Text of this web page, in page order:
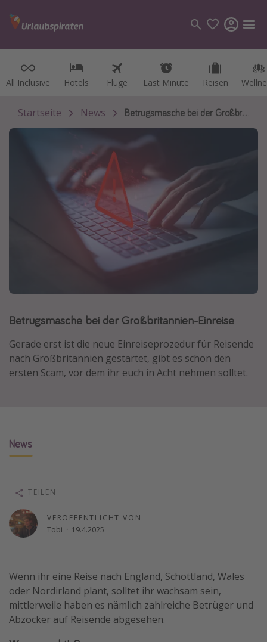
All Inclusive Hotels Flüge Last Minute Reisen
All Inclusive Hotels Flüge Last Minute Reisen
Kategorien
Flüge
Hotel
Gambia
Reisethemen
Alle Reisethemen
Abenteuerurlaub
Skiurlaub
Weitere Themen
Digital Nomad Tipps
Beste Reiseziele 20225
Startseite News Betrugsmasche bei der Großbritannien-Einreise
Betrugsmasche bei der Großbritannien-Einreise
Gerade erst ist die neue Einreiseprozedur für Reisende
nach Großbritannien gestartet, gibt es schon den
ersten Scam, vor dem ihr euch in Acht nehmen solltet.
News
VERÖFFENTLICHT VON
Tobi · 19.4.2025
TEILEN
Wenn ihr eine Reise nach England, Schottland, Wales
oder Nordirland plant, solltet ihr wachsam sein,
mittlerweile haben es nämlich zahlreiche Betrüger und
Abzocker auf Reisende abgesehen.